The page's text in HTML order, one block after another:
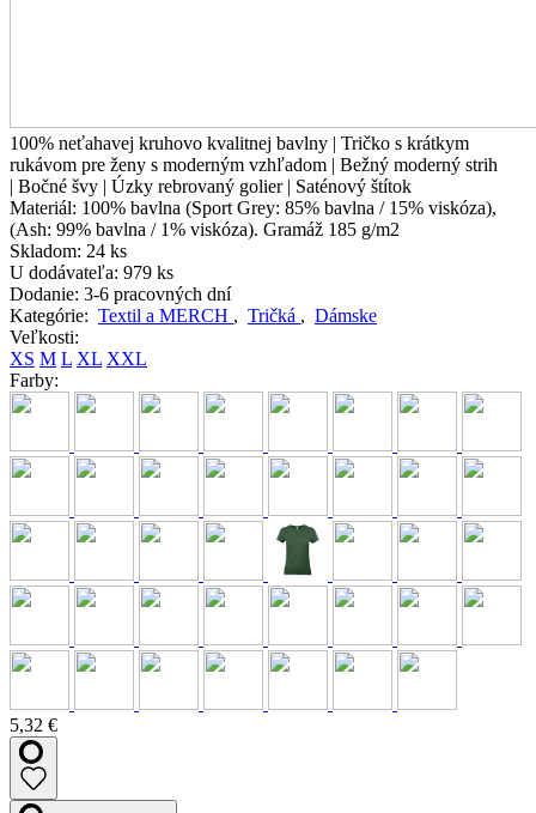
100% neťahavej kruhovo kvalitnej bavlny | Tričko s krátkym
rukávom pre ženy s moderným vzhľadom | Bežný moderný strih
| Bočné švy | Úzky rebrovaný golier | Saténový štítok
Materiál: 100% bavlna (Sport Grey: 85% bavlna / 15% viskóza),
(Ash: 99% bavlna / 1% viskóza). Gramáž 185 g/m2
Skladom: 24 ks
U dodávateľa: 979 ks
Dodanie: 3-6 pracovných dní
Kategórie: Textil a MERCH , Tričká , Dámske
Veľkosti:
XS M L XL XXL
Farby:
5,32 €